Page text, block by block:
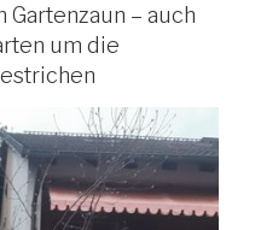
Gartenzaun – auch
um die